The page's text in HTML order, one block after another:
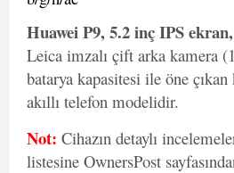
Huawei P9, 5.2 inç IPS ekran,
Leica imzalı çift arka kamera
batarya kapasitesi ile öne
akıllı telefon modelidir.
Not: Cihazın detaylı
listesine OwnersPost